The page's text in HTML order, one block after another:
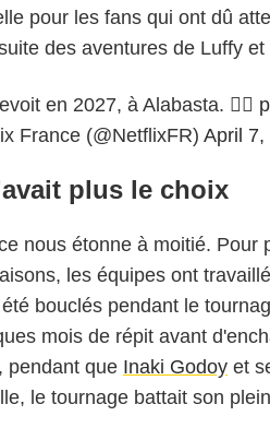
pour les fans qui ont dû
des aventures de Luffy
en 2027, à Alabasta. 🏴‍☠️
France (@NetflixFR) April 7,
plus le choix
nous étonne à moitié. Pour
les équipes ont
bouclés pendant le
mois de répit avant
pendant que Inaki Godoy et
le tournage battait son